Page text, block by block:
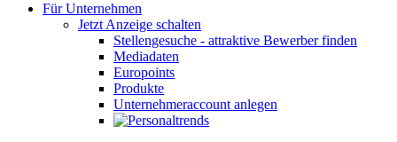
Für Unternehmen
Jetzt Anzeige schalten
Stellengesuche - attraktive Bewerber finden
Mediadaten
Europoints
Produkte
Unternehmeraccount anlegen